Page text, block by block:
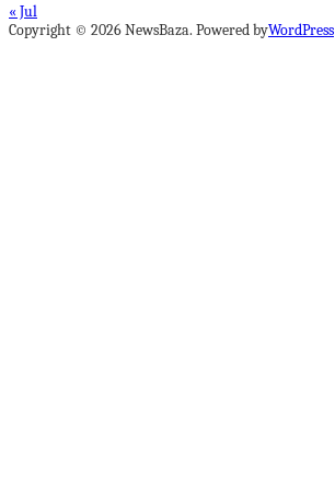
« Jul
Copyright © 2026 NewsBaza. Powered byWordPress